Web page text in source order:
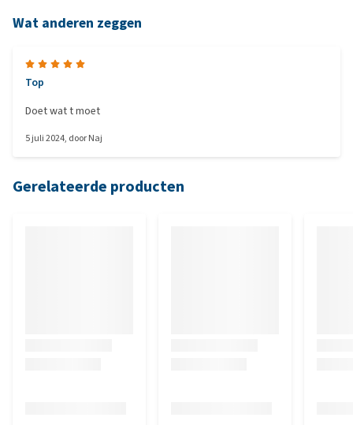
Wat anderen zeggen
Top
Doet wat t moet
5 juli 2024, doorNaj
Gerelateerde producten